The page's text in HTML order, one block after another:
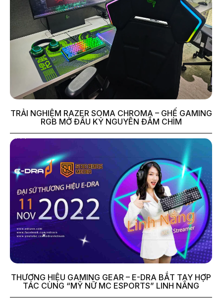
TRẢI NGHIỆM RAZER SOMA CHROMA – GHẾ GAMING
RGB MỞ ĐẦU KỶ NGUYÊN ĐẮM CHÌM
THƯƠNG HIỆU GAMING GEAR – E-DRA BẮT TAY HỢP
TÁC CÙNG “MỸ NỮ MC ESPORTS” LINH NẮNG